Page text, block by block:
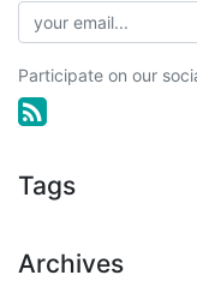
Participate on our
Tags
Archives